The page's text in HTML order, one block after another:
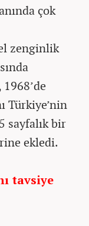
çok
zenginlik
Türkiye’nin
sayfalık bir
ekledi.
tavsiye